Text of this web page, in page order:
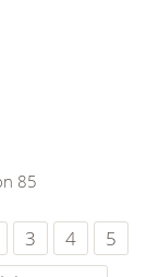
85
3 4
5